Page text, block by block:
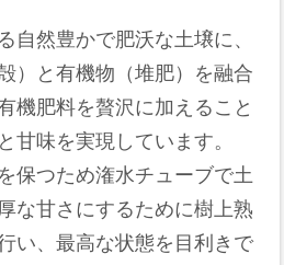
自然豊かで肥沃な土壌に、
）と有機物（堆肥）を融合
機肥料を贅沢に加えること
甘味を実現しています。
保つため潅水チューブで土
な甘さにするために樹上熟
い、最高な状態を目利きで